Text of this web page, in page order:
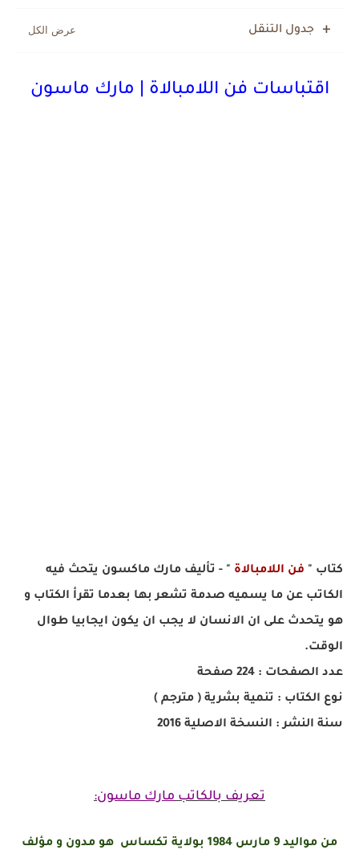
جدول التنقل
اقتباسات فن اللامبالاة | مارك ماسون
كتاب " فن اللامبالاة " - تأليف مارك ماكسون يتحث فيه
الكاتب عن ما يسميه صدمة تشعر بها بعدما تقرأ الكتاب و
هو يتحدث على ان الانسان لا يجب ان يكون ايجابيا طوال
الوقت.
عدد الصفحات : 224 صفحة
نوع الكتاب : تنمية بشرية ( مترجم )
سنة النشر : النسخة الاصلية 2016
تعريف بالكاتبمارك ماسون:
من مواليد 9 مارس 1984 بولاية تكساس هو مدون و مؤلف